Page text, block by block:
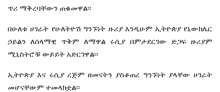
ጥሪ ማቅረባቸውን ጠቁመዋል፡፡
በሁለቱ ሀገራት የሁለትዮሽ ግንኙነት ዙሪያ እንዲሁም ኢትዮጵያ የኒውክሌር
ኃይልን ለሰላማዊ ጥቅም ለማዋል ሩሲያ በምታደርገው ድጋፍ ዙሪያም
ሚኒስትሮቹ ውይይት አድርገዋል፡፡
ኢትዮጵያ እና ሩሲያ ረጅም ዘመናትን ያስቆጠረ ግንኙነት ያላቸው ሀገራት
መሆናቸውም ተመላክቷል፡፡